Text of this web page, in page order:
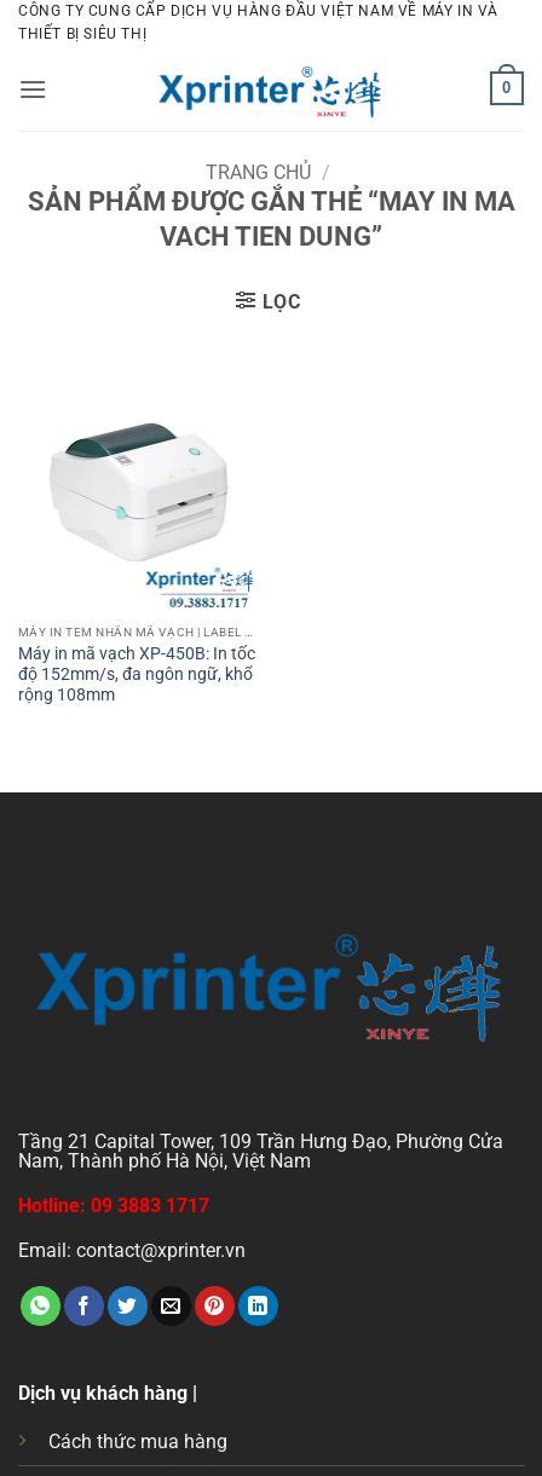
Bỏ
qua
dung
CÔNG TY CUNG CẤP DỊCH VỤ HÀNG ĐẦU VIỆT NAM VỀ MÁY IN VÀ
THIẾT BỊ SIÊU THỊ
0
TRANG CHỦ /
SẢN PHẨM ĐƯỢC GẮN THẺ “MAY IN MA
VACH TIEN DUNG”
LỌC
Máy in mã vạch XP-450B: In tốc
độ 152mm/s, đa ngôn ngữ, khổ
rộng 108mm
Tầng 21 Capital Tower, 109 Trần Hưng Đạo, Phường Cửa
Nam, Thành phố Hà Nội, Việt Nam
Hotline: 09 3883 1717
Email: contact@xprinter.vn
Dịch vụ khách hàng |
Cách thức mua hàng